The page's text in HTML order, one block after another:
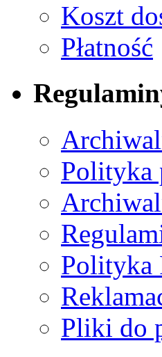
Koszt
Płatność
Polityka
Polityka
Pliki do